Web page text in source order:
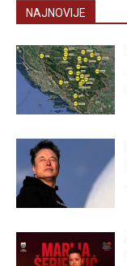
NAJNOVIJE